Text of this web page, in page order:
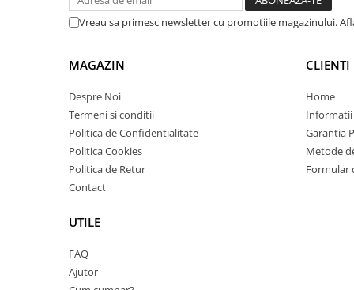
Accesorii retelistica
UPS & Stabilizatoare
Baterii UPS
Accesorii UPS
Servere, Storage & NAS
Servere NAS
SSD enterprise
DAS (Direct Attached Storage)
Vreau sa primesc newsletter cu promotiile magazinului.
MAGAZIN
Despre Noi
Termeni si conditii
Politica de Confidentialitate
Politica Cookies
Politica de Retur
Contact
UTILE
FAQ
Ajutor
CLIENTI
Home
Garantia
Metode
Formular